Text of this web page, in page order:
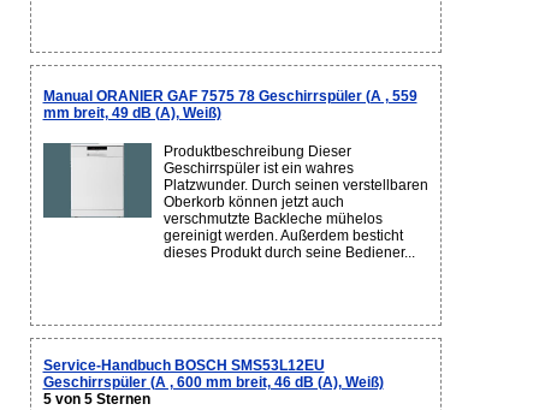
Manual ORANIER GAF 7575 78 Geschirrspüler (A , 559
mm breit, 49 dB (A), Weiß)
Produktbeschreibung Dieser
Geschirrspüler ist ein wahres
Platzwunder. Durch seinen verstellbaren
Oberkorb können jetzt auch
verschmutzte Backleche mühelos
gereinigt werden. Außerdem besticht
dieses Produkt durch seine Bediener...
Service-Handbuch BOSCH SMS53L12EU
Geschirrspüler (A , 600 mm breit, 46 dB (A), Weiß)
5 von 5 Sternen